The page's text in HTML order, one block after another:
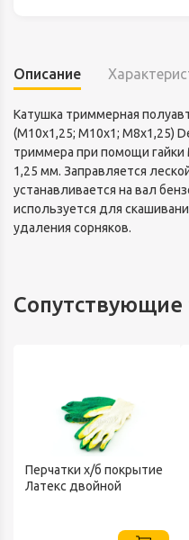
Описание
Катушка триммерная
(М10x1,25; М10x1; М8x1,25)
триммера при помощи
1,25 мм. Заправляется
устанавливается на вал
используется для
удаления сорняков.
Сопутствующие
Перчатки х/б покрытие
Латекс двойной